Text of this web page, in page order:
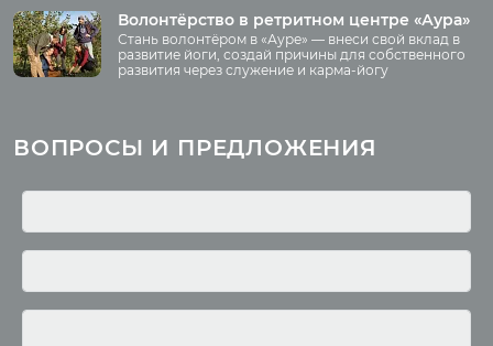
Принять участие
Волонтёрство
Курс нутрициологии
Курсы преподавателей
Здоровое питание.
Волонтёрство в ретритном центре «Аура»
Стань волонтёром в «Ауре» — внеси свой вклад в
развитие йоги, создай причины для собственного
развития через служение и карма-йогу
ВОПРОСЫ И ПРЕДЛОЖЕНИЯ